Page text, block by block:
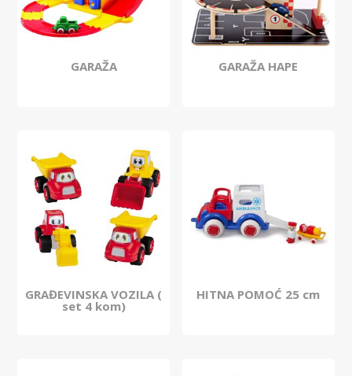
GARAŽA GARAŽA HAPE
GRAĐEVINSKA VOZILA (
set 4 kom)
HITNA POMOĆ 25 cm